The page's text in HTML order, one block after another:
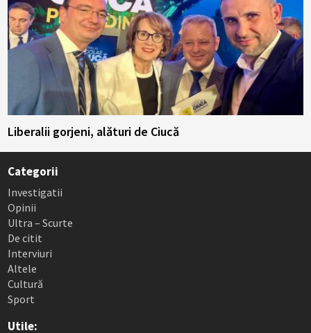
Liberalii gorjeni, alături de Ciucă
Categorii
Investigatii
Opinii
Ultra – Scurte
De citit
Interviuri
Altele
Cultură
Sport
Utile: